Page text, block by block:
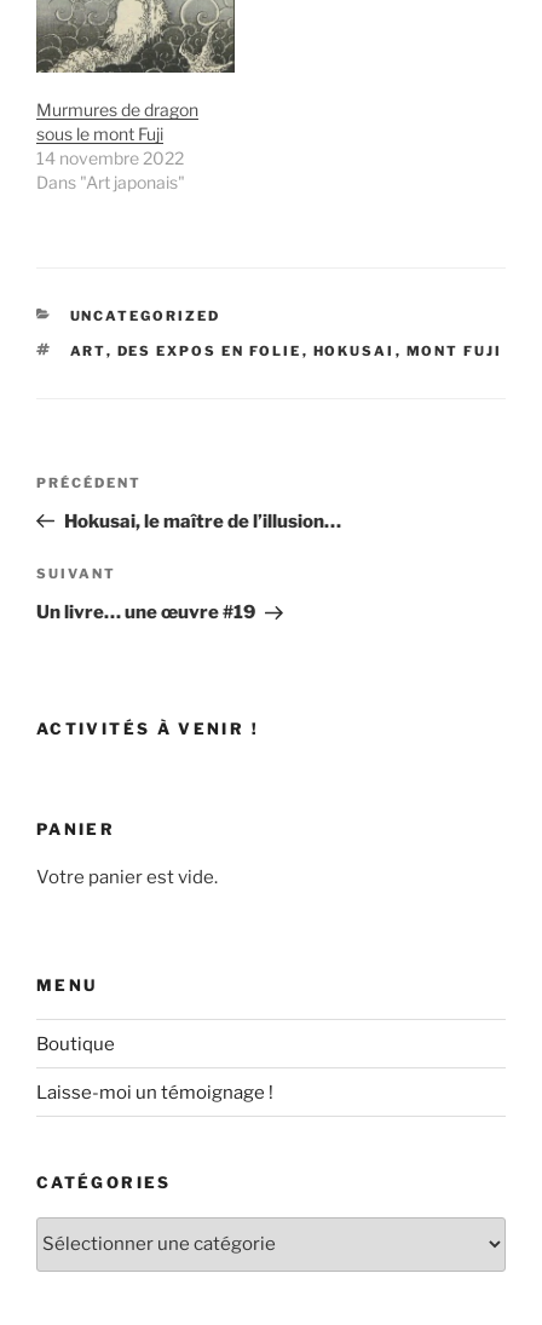
Murmures de dragon
sous le mont Fuji
14 novembre 2022
Dans "Art japonais"
CATÉGORIES
UNCATEGORIZED
ÉTIQUETTES
ART, DES EXPOS EN FOLIE , HOKUSAI , MONT FUJI
Navigation
l’article
Article
précédent
PRÉCÉDENT
Hokusai, le maître de l’illusion…
Article
suivant
SUIVANT
Un livre… une œuvre #19
ACTIVITÉS À VENIR !
PANIER
Votre panier est vide.
MENU
Boutique
Laisse-moi un témoignage !
CATÉGORIES
Catégories